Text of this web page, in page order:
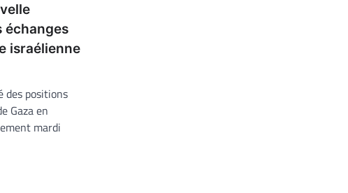
échanges
israélienne
des positions
Gaza en
mardi